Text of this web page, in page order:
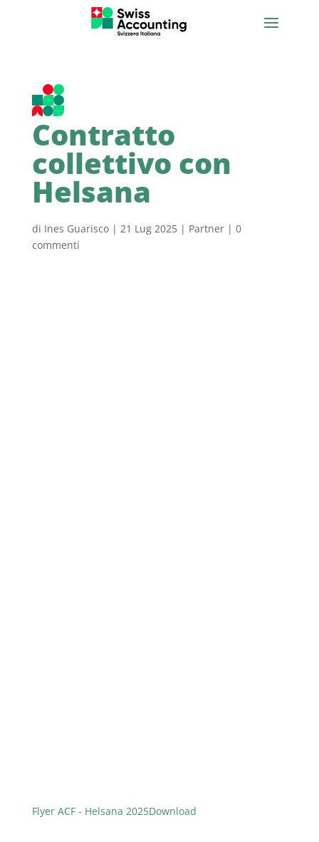
Contratto
collettivo con
Helsana
di Ines Guarisco| 21 Lug 2025| Partner| 0
commenti
Flyer ACF - Helsana 2025Download